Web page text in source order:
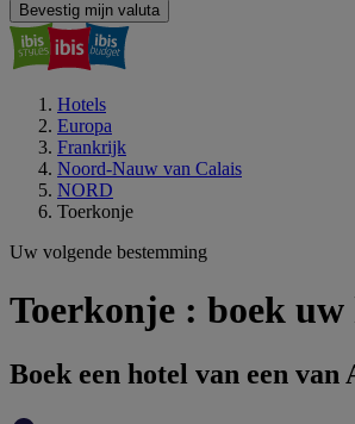
Bevestig mijn valuta
Hotels
Europa
Frankrijk
Noord-Nauw van Calais
NORD
Toerkonje
Uw volgende bestemming
Toerkonje : boek uw
Boek een hotel van een